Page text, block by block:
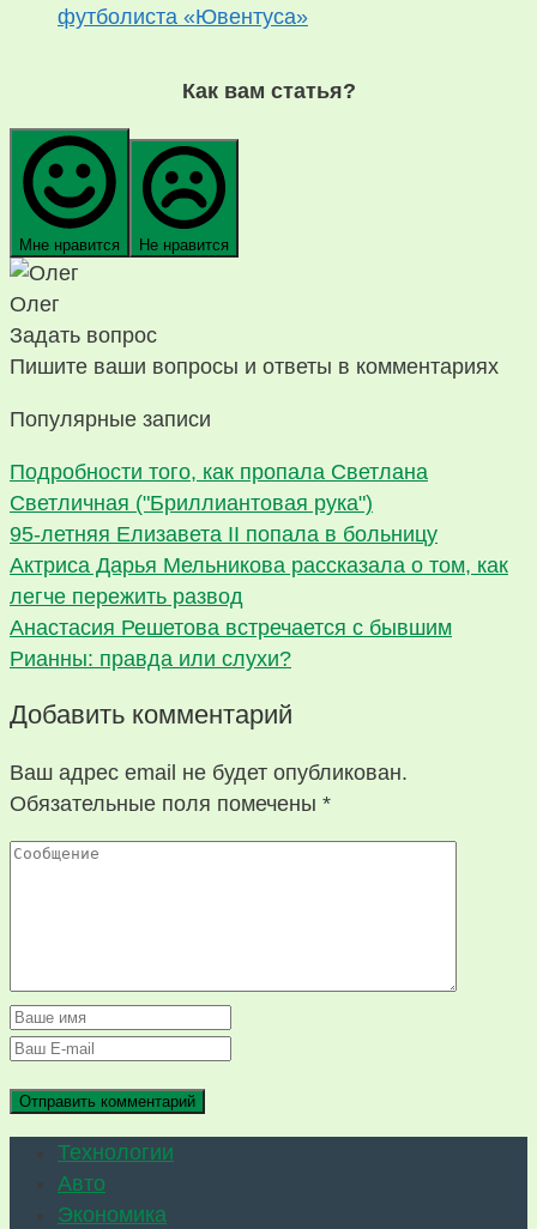
футболиста «Ювентуса»
Как вам статья?
Мне нравится Не нравится
Олег
Задать вопрос
Пишите ваши вопросы и ответы в комментариях
Популярные записи
Подробности того, как пропала Светлана
Светличная ("Бриллиантовая рука")
95-летняя Елизавета II попала в больницу
Актриса Дарья Мельникова рассказала о том, как
легче пережить развод
Анастасия Решетова встречается с бывшим
Рианны: правда или слухи?
Добавить комментарий
Ваш адрес email не будет опубликован.
Обязательные поля помечены *
Технологии
Авто
Экономика